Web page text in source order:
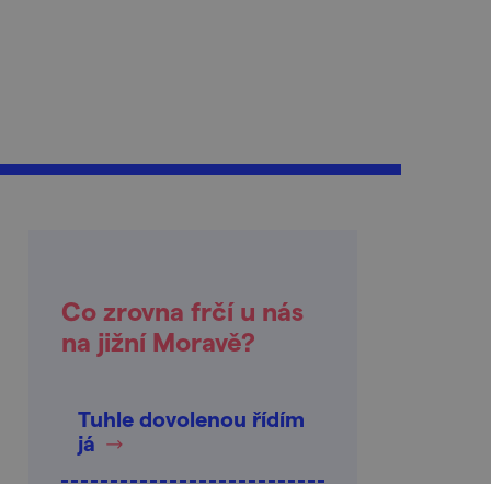
Co zrovna frčí u nás
na jižní Moravě?
Tuhle dovolenou řídím
já